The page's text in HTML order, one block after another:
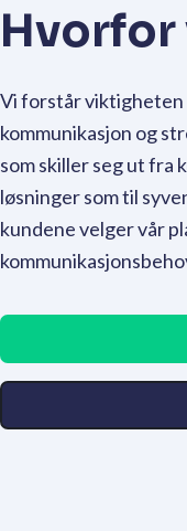
Hvorfor
Vi forstår viktigheten
kommunikasjon og
som skiller seg ut fra
løsninger som til
kundene velger vår